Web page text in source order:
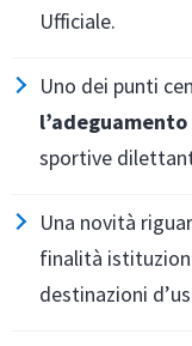
Ufficiale.
Uno dei punti
sportive
Una novità
finalità
destinazioni